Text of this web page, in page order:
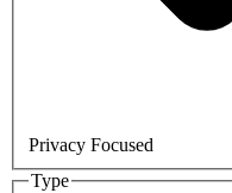
Privacy Focused
Type